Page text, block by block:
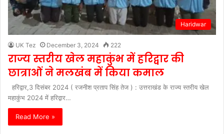
Haridwar
UK Tez December 3, 2024 222
राज्य स्तरीय खेल महाकुंभ में हरिद्वार की
छात्राओं ने मलखंब में किया कमाल
हरिद्वार,3 दिसंबर 2024 ( रजनीश प्रताप सिंह तेज ) : उत्तराखंड के राज्य स्तरीय खेल
महाकुंभ 2024 में हरिद्वार…
Read More »